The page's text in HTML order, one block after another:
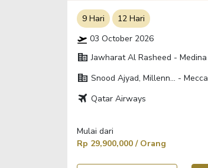
9 Hari
12 Hari
03 October 2026
corporate_fare Jawharat Al Rasheed - Medina
corporate_fare Snood Ajyad, Millenn... - Mecca
travel Qatar Airways
Mulai dari
Rp 29,900,000 / Orang